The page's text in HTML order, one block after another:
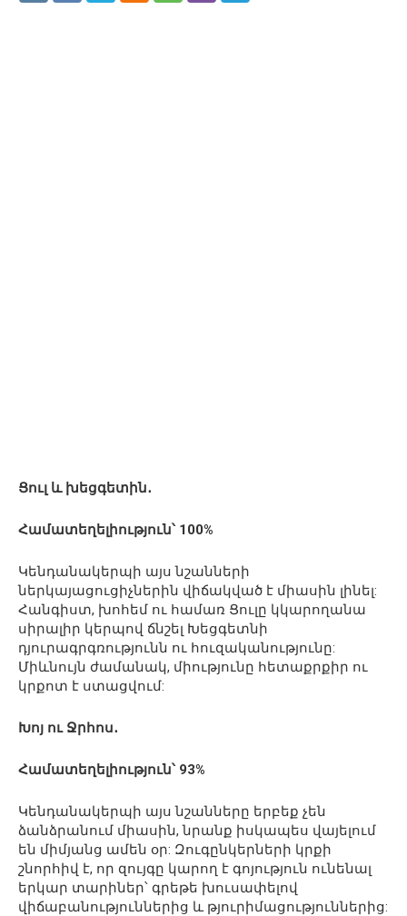
Ցուլ և խեցգետին․
Համատեղելիություն՝ 100%
Կենդանակերպի այս նշանների
ներկայացուցիչներին վիճակված է միասին լինել:
Հանգիստ, խոհեմ ու համառ Ցուլը կկարողանա
սիրալիր կերպով ճնշել Խեցգետնի
դյուրագրգռությունն ու հուզականությունը:
Միևնույն ժամանակ, միությունը հետաքրքիր ու
կրքոտ է ստացվում:
Խոյ ու Ջրհոս․
Համատեղելիություն՝ 93%
Կենդանակերպի այս նշանները երբեք չեն
ձանձրանում միասին, նրանք իսկապես վայելում
են միմյանց ամեն օր: Զուգընկերների կրքի
շնորհիվ է, որ զույգը կարող է գոյություն ունենալ
երկար տարիներ՝ գրեթե խուսափելով
վիճաբանություններից և թյուրիմացություններից: